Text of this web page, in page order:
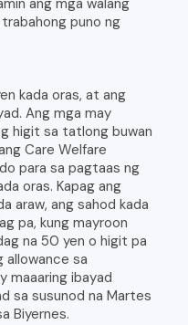
ang mga walang
puno ng
kada oras, at ang
Ang mga may
higit sa tatlong buwan
Care Welfare
para sa pagtaas ng
oras. Kapag ang
araw, ang sahod kada
pa, kung mayroon
na 50 yen o higit pa
allowance sa
maaaring ibayad
sa susunod na Martes
Biyernes.